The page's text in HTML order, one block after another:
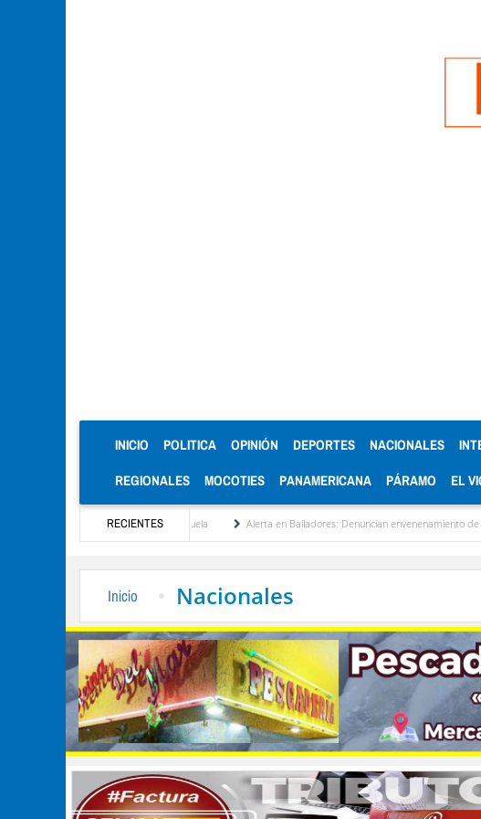
INICIO (CURRENT)
POLITICA OPINIÓN DEPORTES NACIONALES
REGIONALES MOCOTIES PANAMERICANA PÁRAMO EL
RECIENTES
de Venezuela Alerta en Bailadores: Denuncian envenenamiento de siete mascotas en El
Inicio Nacionales